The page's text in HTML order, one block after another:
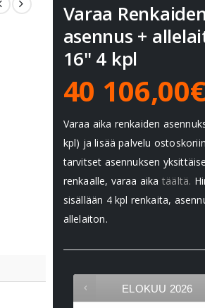
Varaa Renkaiden
asennus +
16" 4 kpl
40 106,00€
Varaa aika renkaiden
kpl) ja lisää palvelu
tarvitset asennuksen
renkaalle, varaa aika täältä.
sisällään 4 kpl renkaita,
allelaiton.
ELOKUU 2026